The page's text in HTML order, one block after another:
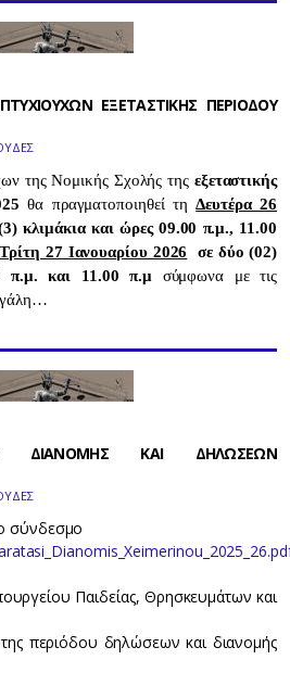
ΕΞΕΤΑΣΤΙΚΗΣ ΠΕΡΙΟΔΟΥ
της Νομικής Σχολής τηςεξεταστικής
θα πραγματοποιηθεί τηΔευτέρα 26
κλιμάκια και ώρες 09.00 π.μ., 11.00
27 Ιανουαρίου 2026 σε δύο (02)
π.μ. και 11.00 π.μ σύμφωνα με τις
ΔΙΑΝΟΜΗΣ ΚΑΙ ΔΗΛΩΣΕΩΝ
σύνδεσμο
Παιδείας, Θρησκευμάτων και
περιόδου δηλώσεων και διανομής